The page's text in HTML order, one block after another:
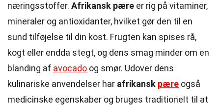
næringsstoffer. Afrikansk pære er rig på vitaminer,
mineraler og antioxidanter, hvilket gør den til en
sund tilføjelse til din kost. Frugten kan spises rå,
kogt eller endda stegt, og dens smag minder om en
blanding af avocado og smør. Udover dens
kulinariske anvendelser har afrikansk pære også
medicinske egenskaber og bruges traditionelt til at